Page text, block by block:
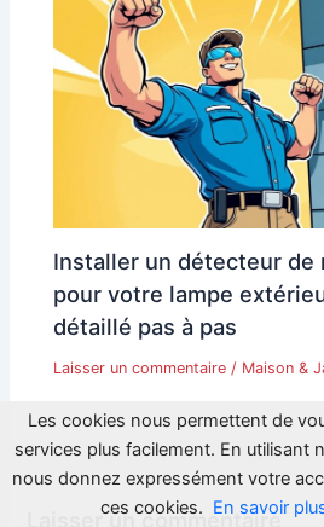
Installer un détecteur de
pour votre lampe
détaillé pas à pas
Laisser un commentaire / Maison &
Laisser un commentaire
Les cookies nous permettent de
services plus facilement. En utilisant
nous donnez expressément votre
ces cookies. En savoir